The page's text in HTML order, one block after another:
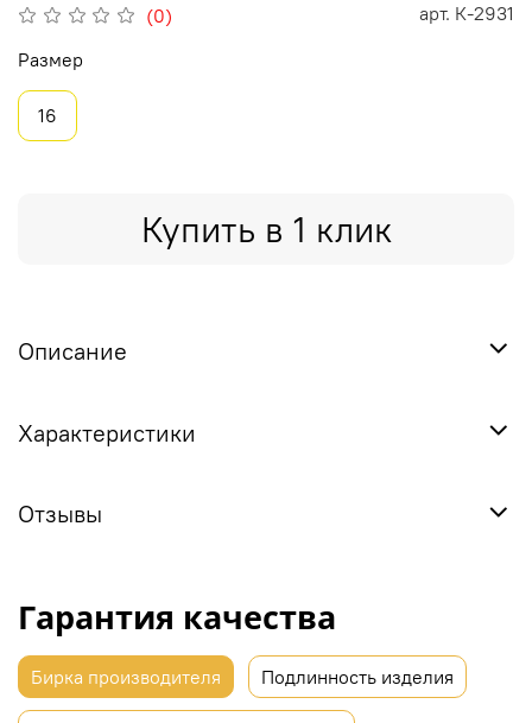
(0) арт. К-2931
Купить в 1 клик
Размер
16
Описание
Характеристики
Отзывы
Гарантия качества
Бирка производителя Подлинность изделия